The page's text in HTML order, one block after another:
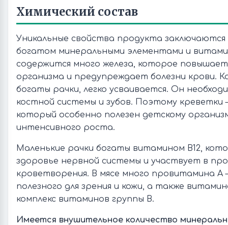
Химический состав
Уникальные свойства продукта заключаются
богатом минеральными элементами и
содержится много железа, которое
организма и предупреждает болезни крови.
богаты рачки, легко усваивается. Он
костной системы и зубов. Поэтому креветки
который особенно полезен детскому
интенсивного роста.
Маленькие рачки богаты витамином В12,
здоровье нервной системы и участвует в
кроветворения. В мясе много провитамина А
полезного для зрения и кожи, а также
комплекс витаминов группы В.
Имеется внушительное количество